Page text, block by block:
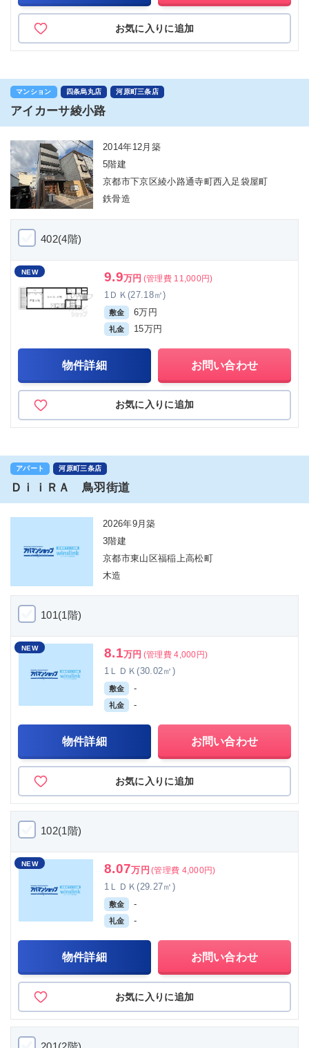
お気に入りに追加
マンション 四条烏丸店 河原町三条店
アイカーサ綾小路
2014年12月築
5階建
京都市下京区綾小路通寺町西入足袋屋町
鉄骨造
402(4階)
NEW 9.9万円 (管理費 11,000円)
1ＤＫ(27.18㎡)
敷金 6万円
礼金 15万円
物件詳細 お問い合わせ
お気に入りに追加
アパート 河原町三条店
ＤｉｉＲＡ 鳥羽街道
2026年9月築
3階建
京都市東山区福稲上高松町
木造
101(1階)
NEW 8.1万円 (管理費 4,000円)
1ＬＤＫ(30.02㎡)
敷金 -
礼金 -
物件詳細 お問い合わせ
お気に入りに追加
102(1階)
NEW 8.07万円 (管理費 4,000円)
1ＬＤＫ(29.27㎡)
敷金 -
礼金 -
物件詳細 お問い合わせ
お気に入りに追加